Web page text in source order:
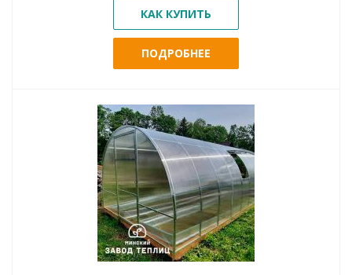
КАК КУПИТЬ
ПОДРОБНЕЕ